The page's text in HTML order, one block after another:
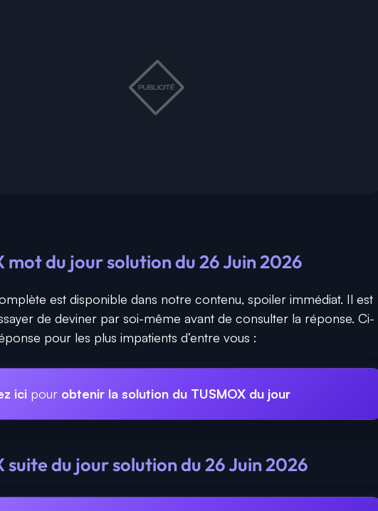
mot du jour solution du 26 Juin 2026
est disponible dans notre contenu, spoiler immédiat. Il est
de deviner par soi-même avant de consulter la réponse. Ci-
pour les plus impatients d’entre vous :
ici pour obtenir la solution du TUSMOX du jour
suite du jour solution du 26 Juin 2026